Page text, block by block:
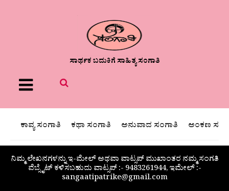
ಸಾರ್ಥಕ ಬದುಕಿಗೆ ಸಾಹಿತ್ಯ ಸಂಗಾತಿ
Menu
ಕಾವ್ಯ ಸಂಗಾತಿ ಕಥಾ ಸಂಗಾತಿ ಅನುವಾದ ಸಂಗಾತಿ ಅಂಕಣ
ನಿಮ್ಮ ಲೇಖನಗಳನ್ನು ಇ-ಮೇಲ್ ಅಥವಾ ವಾಟ್ಸಪ್ ಮುಖಾಂತರ ನಮ್ಮ ಸಂಗತಿ
ವೆಬ್ಸೈಟ್ ಕಳಿಸಬಹುದು ವಾಟ್ಸಪ್‌ :- 9483261944, ಇಮೇಲ್ :-
sangaatipatrike@gmail.com